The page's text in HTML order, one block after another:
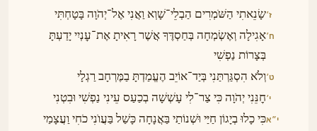
ז׳שָׂנֵאתִי הַשֹּׁמְרִים הַבְלֵי־שָׁוְא וַאֲנִי אֶל־יְהֹוָה בָּטָחְתִּי
ח׳אָגִילָה וְאֶשְׂמְחָה בְּחַסְדֶּךָ אֲשֶׁר רָאִיתָ אֶת־עׇנְיִי יָדַעְתָּ
בְּצָרוֹת נַפְשִׁי
ט׳וְלֹא הִסְגַּרְתַּנִי בְּיַד־אוֹיֵב הֶעֱמַדְתָּ בַמֶּרְחָב רַגְלָי
י׳חׇנֵּנִי יְהֹוָה כִּי צַר־לִי עָשְׁשָׁה בְכַעַס עֵינִי נַפְשִׁי וּבִטְנִי
י״אכִּי כָלוּ בְיָגוֹן חַיַּי וּשְׁנוֹתַי בַּאֲנָחָה כָּשַׁל בַּעֲוֺנִי כֹחִי וַעֲצָמַי